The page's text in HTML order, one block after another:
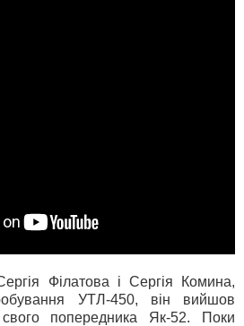
Філатова і Сергія Комина,
УТЛ-450, він вийшов
свого попередника Як-52. Поки